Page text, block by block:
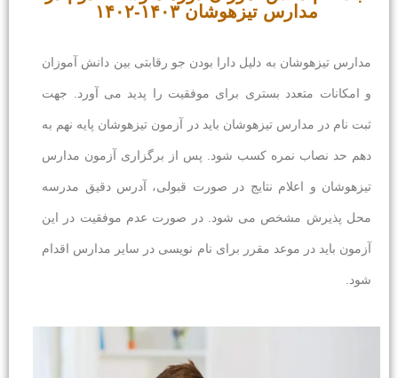
مدارس تیزهوشان ۱۴۰۳-۱۴۰۲
مدارس تیزهوشان به دلیل دارا بودن جو رقابتی بین دانش آموزان
و امکانات متعدد بستری برای موفقیت را پدید می آورد. جهت
ثبت نام در مدارس تیزهوشان باید در آزمون تیزهوشان پایه نهم به
دهم حد نصاب نمره کسب شود. پس از برگزاری آزمون مدارس
تیزهوشان و اعلام نتایج در صورت قبولی، آدرس دقیق مدرسه
محل پذیرش مشخص می شود. در صورت عدم موفقیت در این
آزمون باید در موعد مقرر برای نام نویسی در سایر مدارس اقدام
شود.